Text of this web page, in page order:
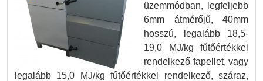
üzemmódban, legfeljebb
6mm átmérőjű, 40mm
hosszú, legalább 18,5-
19,0 MJ/kg fűtőértékkel
rendelkező fapellet, vagy
legalább 15,0 MJ/kg fűtőértékkel rendelkező, száraz,